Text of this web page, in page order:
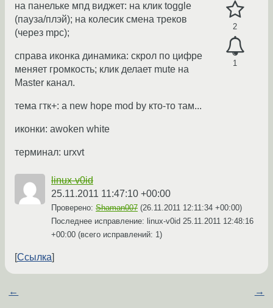
2
1
на панельке мпд виджет: на клик toggle
(пауза/плэй); на колесик смена треков
(через mpc);
справа иконка динамика: скрол по цифре
меняет громкость; клик делает mute на
Master канал.
тема гтк+: a new hope mod by кто-то там...
иконки: awoken white
терминал: urxvt
linux-v0id
25.11.2011 11:47:10 +00:00
Проверено: Shaman007 (26.11.2011 12:11:34 +00:00)
Последнее исправление: linux-v0id 25.11.2011 12:48:16
+00:00 (всего исправлений: 1)
Ссылка
← →